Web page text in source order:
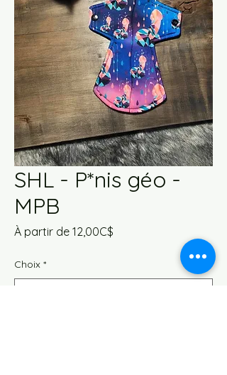
SHL - P*nis géo -
MPB
À partir de 12,00C$
promotionnel
Choix *